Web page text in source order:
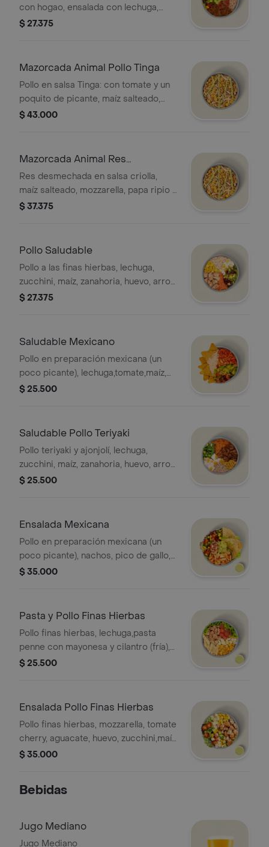
con hogao, ensalada con lechuga,
tomate,maíz salteado, guacamole,
adicional.
$ 27.375
Mazorcada Animal Pollo Tinga
Pollo en salsa Tinga: con tomate y un
poquito de picante, maíz salteado,
mozzarella, papa ripio y salsa MUY.
$ 43.000
Mazorcada Animal Res
Desmechada
Res desmechada en salsa criolla,
maíz salteado, mozzarella, papa ripio y
salsa MUY.
$ 37.375
Pollo Saludable
Pollo a las finas hierbas, lechuga,
zucchini, maíz, zanahoria, huevo, arroz
integral y salsa MUY. *La bebida tiene
$ 27.375
Saludable Mexicano
Pollo en preparación mexicana (un
poco picante), lechuga,tomate,maíz,
aguacate,nachos, arroz integral y
$ 25.500
Saludable Pollo Teriyaki
Pollo teriyaki y ajonjolí, lechuga,
zucchini, maíz, zanahoria, huevo, arroz
integral y salsa MUY, * La bebida tiene
$ 25.500
Ensalada Mexicana
Pollo en preparación mexicana (un
poco picante), nachos, pico de gallo,
guacamole,mozzarella,maíz, lechuga y
$ 35.000
Pasta y Pollo Finas Hierbas
Pollo finas hierbas, lechuga,pasta
penne con mayonesa y cilantro (fría),
tomate cherry, mozzarella, maíz, huevo
$ 25.500
Ensalada Pollo Finas Hierbas
Pollo finas hierbas, mozzarella, tomate
cherry, aguacate, huevo, zucchini,maíz,
base de lechuga y salsa MUY. La
$ 35.000
Bebidas
Jugo Mediano
Jugo Mediano